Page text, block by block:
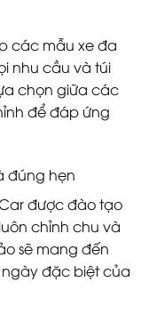
các mẫu xe đa
nhu cầu và túi
chọn giữa các
để đáp ứng
đúng hẹn
được đào tạo
chỉnh chu và
sẽ mang đến
đặc biệt của